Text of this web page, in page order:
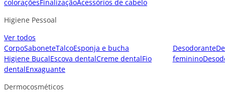
coloraçõesFinalizaçãoAcessórios de cabelo
Higiene Pessoal
Ver todos
CorpoSaboneteTalcoEsponja e bucha
Higiene BucalEscova dentalCreme dentalFio
dentalEnxaguante
Desodorante
feminino
Dermocosméticos